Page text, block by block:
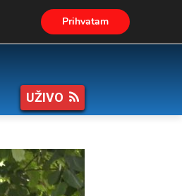
UŽIVO
Prihvatam